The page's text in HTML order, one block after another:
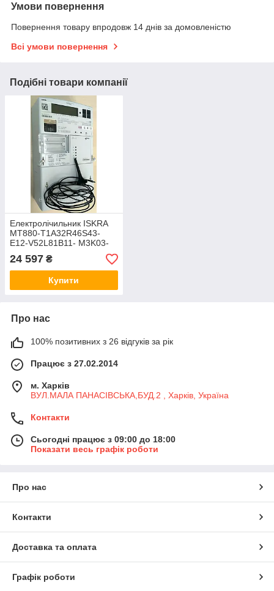
Умови повернення
Повернення товару впродовж 14 днів за домовленістю
Всі умови повернення
Подібні товари компанії
Електролічильник ISKRA
MT880-T1A32R46S43-
E12-V52L81B11- M3K03-
M-Н08, 0,5s, 5(10)А, з
GSM/GPRS модемом CM-
LTE-3
24 597 ₴
Купити
Про нас
100% позитивних з 26 відгуків за рік
Працює з 27.02.2014
м. Харків
ВУЛ.МАЛА ПАНАСІВСЬКА,БУД.2 , Харків, Україна
Контакти
Сьогодні працює з 09:00 до 18:00
Показати весь графік роботи
Про нас
Контакти
Доставка та оплата
Графік роботи